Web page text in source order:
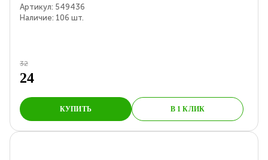
Артикул: 549436
Наличие: 106 шт.
32
24
КУПИТЬ В 1 КЛИК